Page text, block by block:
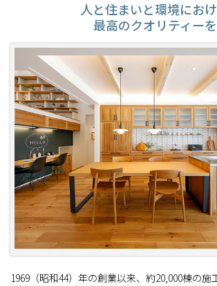
人と住まいと環境にお
最高のクオリティーを
1969（昭和44）年の創業以来、約20,000棟の